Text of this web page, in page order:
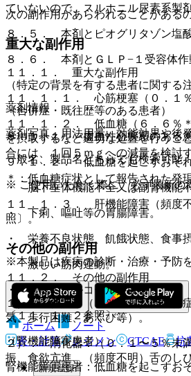
ていないので、スルホニル尿素系製
８．５． 本剤とピオグリタゾン塩
８．６． 本剤とＧＬＰ−１受容体作
（特定の背景を有する患者に関する
（合併症・既往歴等のある患者）
９．１．１． 虚血性心疾患のある
９．１．２． 低血糖を起こすおそ
・ 脳下垂体機能不全又は副腎機能
・ 下痢、嘔吐等の胃腸障害。
・ 栄養不良状態、飢餓状態、食事
・ 激しい筋肉運動。
・ 過度のアルコール摂取者。
〔１１．１．２参照〕。
（腎機能障害患者）
腎機能障害患者：低血糖を起こすお
次の副作用があらわれることがある
重大な副作用
１１．１． 重大な副作用
１１．１．１． 心筋梗塞（０．１
１１．１．２． 低血糖（６．６％
を摂取するなど適切な処置を行うこ
合には、１回５ｍｇへの減量を検討
＊：低血糖症状として報告された発
１１．１．３． 肝機能障害（頻度
照〕。
その他の副作用
１１．２． その他の副作用
１）． 代謝：（５％以上）低血糖
気、歩行困難、あくび等）。
２）． 消化器：（０．１〜５％未
振、食欲亢進、（頻度不明）舌のしび
薬剤情報
薬剤写真、用法用量、効能効果や後
一般名、製品名どちらでも検索可能！
※ ご使用いただく際に、必ず最新の
※本製品は疾病の診断・治療・予防
ホーム
ノート
表・計算
レジメン CTCAE 抗
新規登録